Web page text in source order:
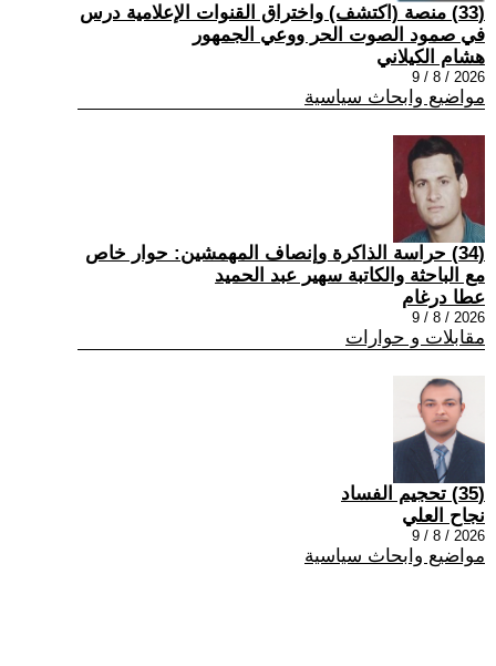
(33) منصة (اكتشف) واختراق القنوات الإعلامية درس
في صمود الصوت الحر ووعي الجمهور
هشام الكيلاني
2026 / 8 / 9
مواضيع وابحاث سياسية
(34) حراسة الذاكرة وإنصاف المهمشين: حوار خاص
مع الباحثة والكاتبة سهير عبد الحميد
عطا درغام
2026 / 8 / 9
مقابلات و حوارات
(35) تحجيم الفساد
نجاح العلي
2026 / 8 / 9
مواضيع وابحاث سياسية